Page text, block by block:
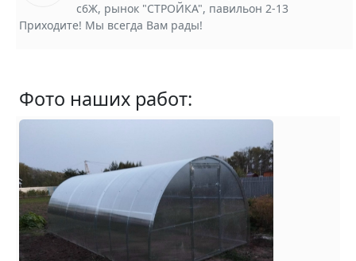
с6Ж, рынок "СТРОЙКА", павильон 2-13
Приходите! Мы всегда Вам рады!
Фото наших работ: